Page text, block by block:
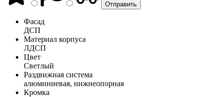
Фасад
ДСП
Материал корпуса
ЛДСП
Цвет
Светлый
Раздвижная система
алюминиевая, нижнеопорная
Кромка